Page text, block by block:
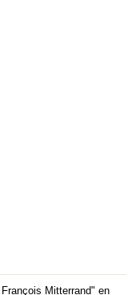
Mitterrand" en